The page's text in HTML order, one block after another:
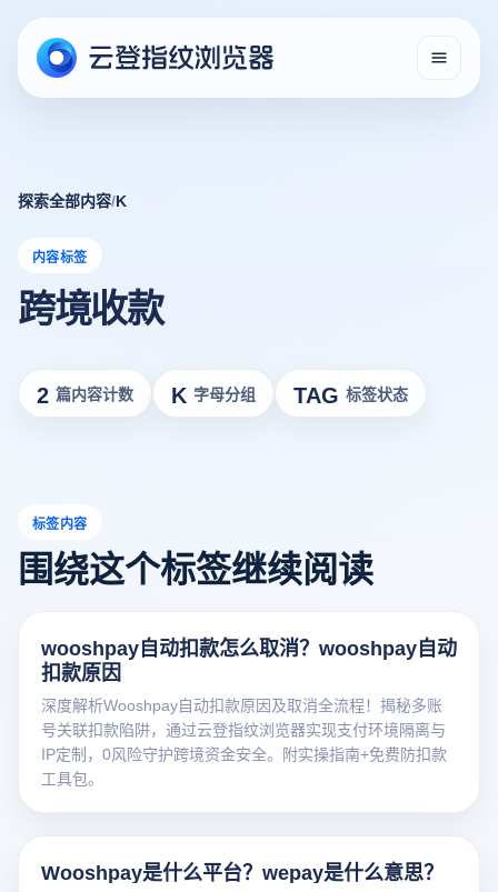
探索全部内容/K
内容标签
跨境收款
2 篇内容计数 K 字母分组 TAG 标签状态
标签内容
围绕这个标签继续阅读
wooshpay自动扣款怎么取消？wooshpay自动
扣款原因
深度解析Wooshpay自动扣款原因及取消全流程！揭秘多账
号关联扣款陷阱，通过云登指纹浏览器实现支付环境隔离与
IP定制，0风险守护跨境资金安全。附实操指南+免费防扣款
工具包。
Wooshpay是什么平台？wepay是什么意思？